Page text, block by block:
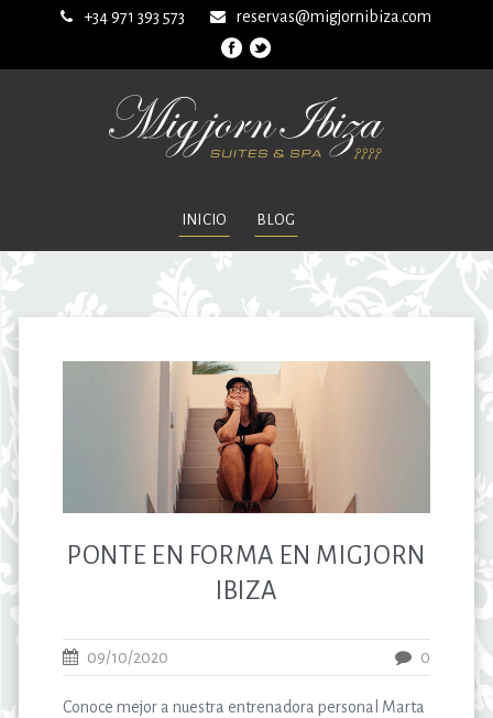
+34 971 393 573 reservas@migjornibiza.com
INICIO BLOG
PONTE EN FORMA EN MIGJORN
IBIZA
09/10/2020 0
Conoce mejor a nuestra entrenadora personal Marta